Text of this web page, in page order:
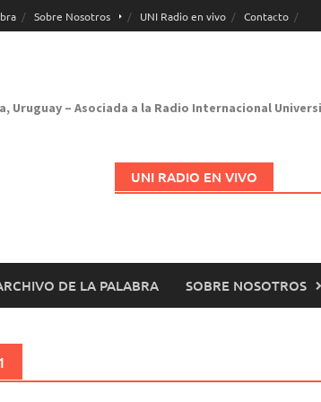
Sobre Nosotros UNI Radio en vivo Contacto
Uruguay – Asociada a la Radio Internacional
UNI RADIO EN VIVO
DE LA PALABRA SOBRE NOSOTROS